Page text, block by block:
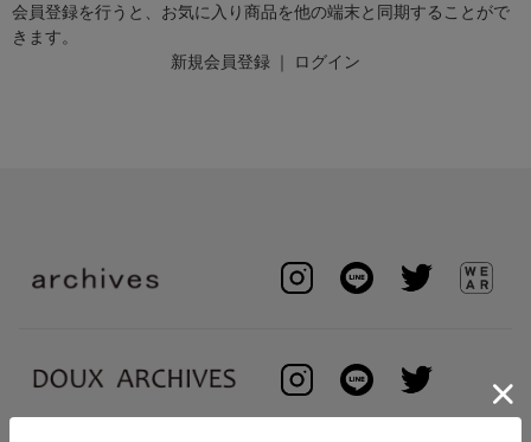
会員登録を行うと、お気に入り商品を他の端末と同期することがで
きます。
新規会員登録 ｜ ログイン